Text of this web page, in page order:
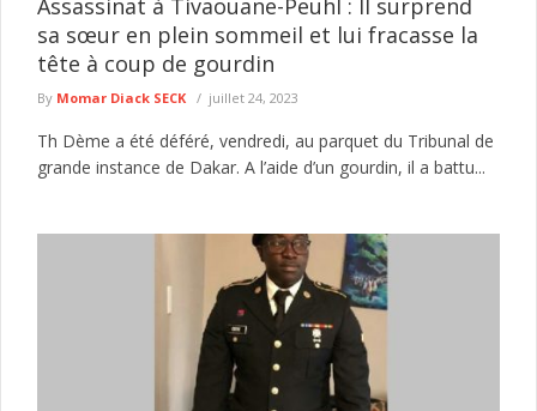
sa sœur en plein sommeil et lui fracasse la
tête à coup de gourdin
By Momar Diack SECK juillet 24, 2023
Th Dème a été déféré, vendredi, au parquet du Tribunal de
grande instance de Dakar. A l’aide d’un gourdin, il a battu...